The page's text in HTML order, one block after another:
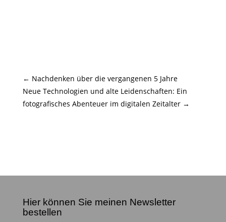
← Nachdenken über die vergangenen 5 Jahre
Neue Technologien und alte Leidenschaften: Ein
fotografisches Abenteuer im digitalen Zeitalter→
Hier können Sie meinen Newsletter
bestellen